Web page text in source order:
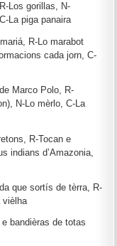
Los gorillas, N-
La piga panaira
R-Lo marabot
cada jorn, C-
Marco Polo, R-
N-Lo mèrlo, C-La
R-Tocan e
indians d’Amazonia,
que sortís de tèrra, R-
vièlha
bandièras de totas